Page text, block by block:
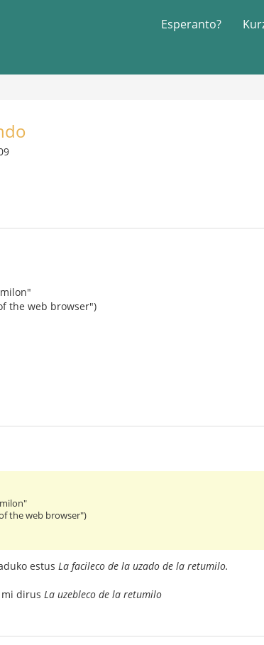
Esperanto?
the web browser")
the web browser")
estus La facileco de la uzado de la retumilo.
mi dirus La uzebleco de la retumilo